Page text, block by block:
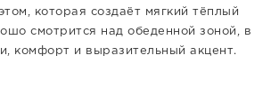
которая создаёт мягкий тёплый
смотрится над обеденной зоной, в
комфорт и выразительный акцент.